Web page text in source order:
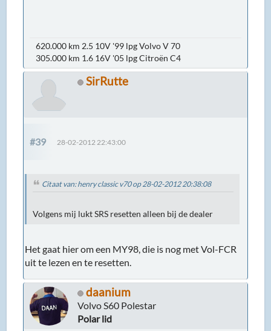
620.000 km 2.5 10V '99 lpg Volvo V 70
305.000 km 1.6 16V '05 lpg Citroën C4
SirRutte
#39 28-02-2012 22:43:00
Citaat van: henry classic v70 op 28-02-2012 20:38:08
Volgens mij lukt SRS resetten alleen bij de dealer
Het gaat hier om een MY98, die is nog met Vol-FCR
uit te lezen en te resetten.
daanium
Volvo S60 Polestar
Polar lid